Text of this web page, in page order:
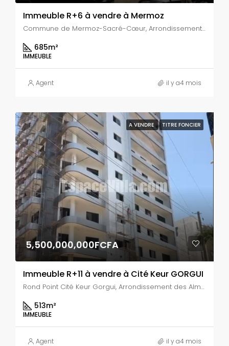
Immeuble R+6 à vendre à Mermoz
Commune de Mermoz-Sacré-Cœur, Arrondissement des Almadies, Dakar, Région de Dakar, Sénégal
685m²
IMMEUBLE
Agent il y a4 mois
A VENDRE TITRE FONCIER
5,500,000,000FCFA
Immeuble R+11 à vendre à Cité Keur GORGUI
Rond Point Cité Keur Gorgui, Arrondissement des Almadies, Sacré Coeur 3 Pyrotechnie, Dakar, Région de Dakar, Sénégal
513m²
IMMEUBLE
Agent il y a4 mois